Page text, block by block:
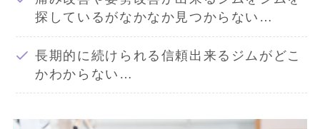
探しているがなかなか見つからない…
長期的に続けられる信頼出来るジムがどこ
かわからない…